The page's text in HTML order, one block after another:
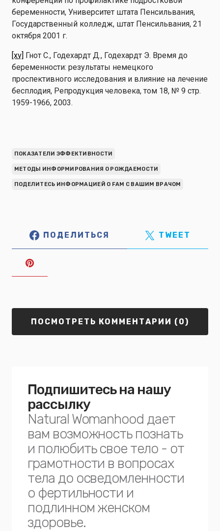
беременности, Университет штата Пенсильвания,
Государственный колледж, штат Пенсильвания, 21
октября 2001 г.
[xv] Гнот С., Годехардт Д., Годехардт Э. Время до
беременности: результаты немецкого
проспективного исследования и влияние на лечение
бесплодия, Репродукция человека, том 18, № 9 стр.
1959-1966, 2003.
ПОКАЗАТЕЛИ ЭФФЕКТИВНОСТИ
МЕТОДЫ ИНФОРМИРОВАНИЯ О РОЖДАЕМОСТИ
ПОДЕЛИТЕСЬ ИНФОРМАЦИЕЙ О FAM С ВАШИМ ВРАЧОМ
ПОДЕЛИТЬСЯ TWEET
ПОСМОТРЕТЬ КОММЕНТАРИИ (0)
Подпишитесь на нашу
рассылку
Natural Womanhood дает
вам возможность познать
и полюбить свое тело - от
грамотности в вопросах
тела до осведомленности
о фертильности и
подлинном женском
здоровье.